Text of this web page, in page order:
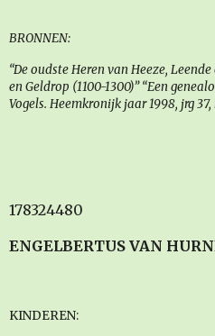
BRONNEN:
“De oudste Heren van Heeze,
en Geldrop (1100-1300)” “Een
Vogels. Heemkronijk jaar 1998, jrg 37,
178324480
ENGELBERTUS VAN
KINDEREN: